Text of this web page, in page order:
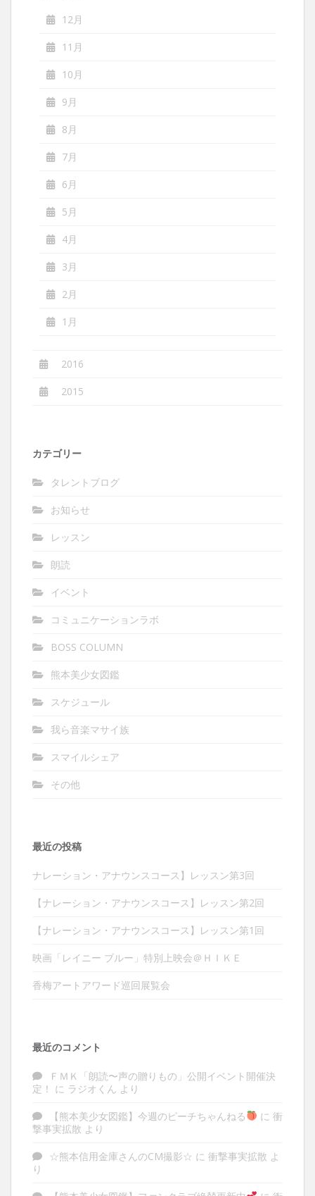
12月
11月
10月
9月
8月
7月
6月
5月
4月
3月
2月
1月
2016
2015
カテゴリー
タレントブログ
お知らせ
レッスン
朗読
イベント
コミュニケーションラボ
BOSS COLUMN
熊本美少女図鑑
スケジュール
我ら音楽マサイ族
スマイルシェア
その他
最近の投稿
ナレーション・アナウンスコース】レッスン第3回
【ナレーション・アナウンスコース】レッスン第2回
【ナレーション・アナウンスコース】レッスン第1回
映画「レイニー ブルー」特別上映会＠ＨＩＫＥ
香梅アートアワード巡回展覧会
最近のコメント
ＦＭＫ「朗読〜声の贈りもの」公開イベント開催決
定！ に ラジオくん より
【熊本美少女図鑑】今週のピーチちゃんねる に 衝
撃事実拡散 より
☆熊本信用金庫さんのCM撮影☆ に 衝撃事実拡散 よ
り